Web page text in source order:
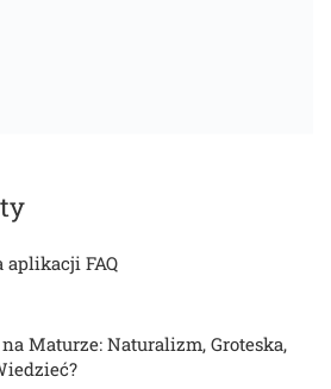
FAQ
Maturze: Naturalizm, Groteska,